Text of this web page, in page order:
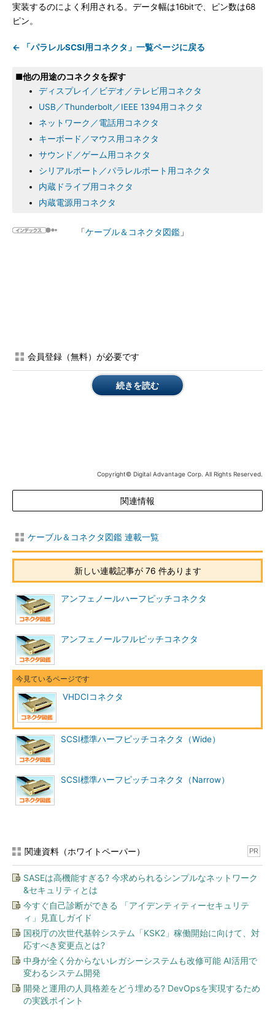
実装するのによく利用される。データ幅は16bitで、ピン数は68
ピン。
← 「パラレルSCSI用コネクタ」一覧ページに戻る
■他の用途のコネクタを探す
ディスプレイ／ビデオ／テレビ用コネクタ
USB／Thunderbolt／IEEE 1394用コネクタ
ネットワーク／電話用コネクタ
キーボード／マウス用コネクタ
サウンド／ゲーム用コネクタ
シリアルポート／パラレルポート用コネクタ
内蔵ドライブ用コネクタ
内蔵電源用コネクタ
「ケーブル＆コネクタ図鑑 」
会員登録（無料）が必要です
続きを読む
Copyright© Digital Advantage Corp. All Rights Reserved.
関連情報
ケーブル＆コネクタ図鑑 連載一覧
新しい連載記事が 76 件あります
アンフェノールハーフピッチコネクタ
アンフェノールフルピッチコネクタ
VHDCIコネクタ
SCSI標準ハーフピッチコネクタ（Wide）
SCSI標準ハーフピッチコネクタ（Narrow）
関連資料（ホワイトペーパー） PR
SASEは高機能すぎる? 今求められるシンプルなネットワーク
&セキュリティとは
今すぐ自己診断ができる 「アイデンティティーセキュリテ
ィ」見直しガイド
国税庁の次世代基幹システム「KSK2」稼働開始に向けて、対
応すべき変更点とは?
中身が全く分からないレガシーシステムも改修可能 AI活用で
変わるシステム開発
開発と運用の人員格差をどう埋める? DevOpsを実現するため
の実践ポイント